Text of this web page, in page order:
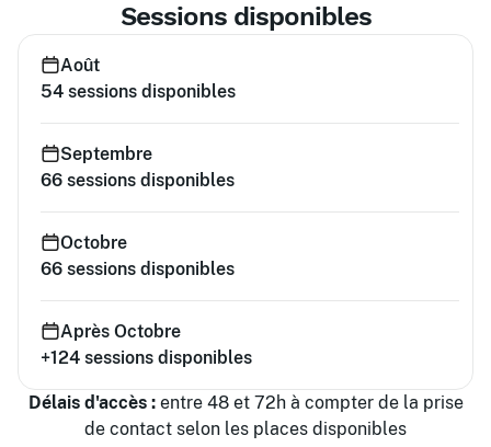
Sessions disponibles
Août
54 sessions disponibles
Septembre
66 sessions disponibles
Octobre
66 sessions disponibles
Après Octobre
+124 sessions disponibles
Délais d'accès :entre 48 et 72h à compter de la prise
de contact selon les places disponibles